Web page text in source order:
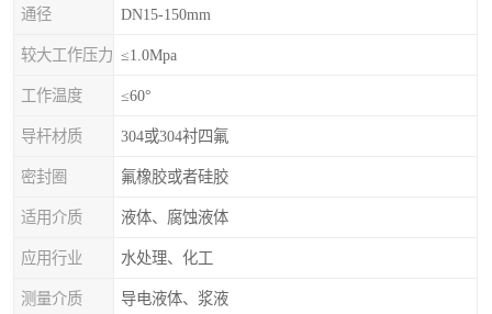
通径 DN15-150mm
较大工作压力 ≤1.0Mpa
工作温度 ≤60°
导杆材质 304或304衬四氟
密封圈 氟橡胶或者硅胶
适用介质 液体、腐蚀液体
应用行业 水处理、化工
测量介质 导电液体、浆液